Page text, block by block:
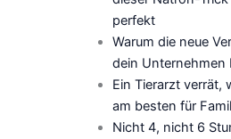
perfekt
Warum die neue
dein Unternehmen
Ein Tierarzt verrät,
am besten für
Nicht 4, nicht 6